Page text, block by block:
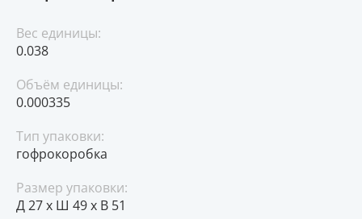
Вес единицы:
0.038
Объём единицы:
0.000335
Тип упаковки:
гофрокоробка
Размер упаковки:
Д 27 x Ш 49 x В 51